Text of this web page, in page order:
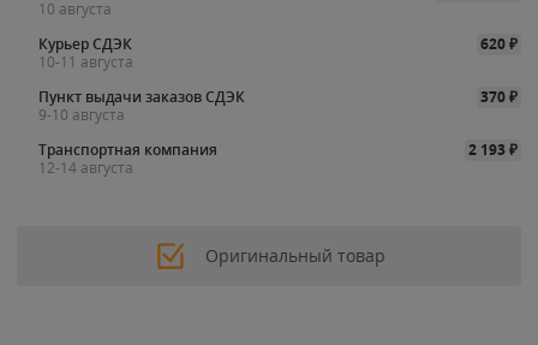
10 августа
Курьер СДЭК
620₽
10-11 августа
Пункт выдачи заказов СДЭК
370₽
9-10 августа
Транспортная компания
2 193₽
12-14 августа
Оригинальный товар